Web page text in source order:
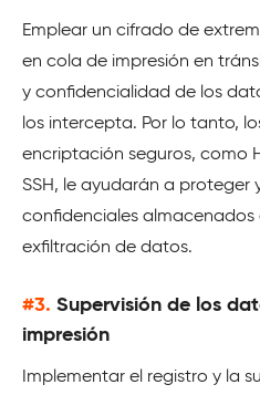
Emplear un cifrado de
en cola de impresión en
y confidencialidad de los
los intercepta. Por lo tanto,
encriptación seguros, como
SSH, le ayudarán a proteger
confidenciales almacenados
exfiltración de datos.
#3. Supervisión de los
impresión
Implementar el registro y la